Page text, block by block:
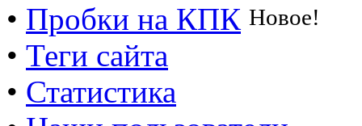
• Пробки на КПК Новое!
• Теги сайта
• Статистика